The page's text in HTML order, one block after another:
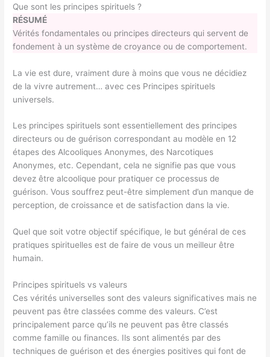
Que sont les principes spirituels ?
RÉSUMÉ
Vérités fondamentales ou principes directeurs qui servent de
fondement à un système de croyance ou de comportement.
La vie est dure, vraiment dure à moins que vous ne décidiez
de la vivre autrement… avec ces Principes spirituels
universels.
Les principes spirituels sont essentiellement des principes
directeurs ou de guérison correspondant au modèle en 12
étapes des Alcooliques Anonymes, des Narcotiques
Anonymes, etc. Cependant, cela ne signifie pas que vous
devez être alcoolique pour pratiquer ce processus de
guérison. Vous souffrez peut-être simplement d’un manque de
perception, de croissance et de satisfaction dans la vie.
Quel que soit votre objectif spécifique, le but général de ces
pratiques spirituelles est de faire de vous un meilleur être
humain.
Principes spirituels vs valeurs
Ces vérités universelles sont des valeurs significatives mais ne
peuvent pas être classées comme des valeurs. C’est
principalement parce qu’ils ne peuvent pas être classés
comme famille ou finances. Ils sont alimentés par des
techniques de guérison et des énergies positives qui font de